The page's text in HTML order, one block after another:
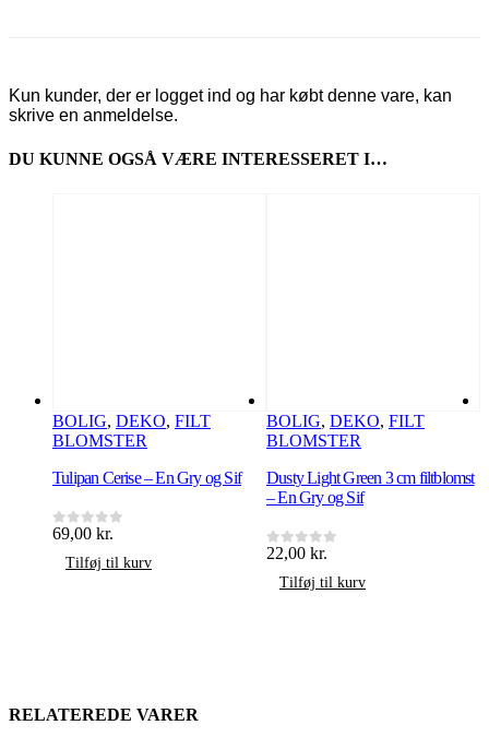
Kun kunder, der er logget ind og har købt denne vare, kan
skrive en anmeldelse.
DU KUNNE OGSÅ VÆRE INTERESSERET I…
BOLIG, DEKO, FILT
BLOMSTER
Tulipan Cerise – En Gry og Sif
0ud af 5
69,00 kr.
Tilføj til kurv
BOLIG, DEKO, FILT
BLOMSTER
Dusty Light Green 3 cm filtblomst
– En Gry og Sif
0ud af 5
22,00 kr.
Tilføj til kurv
RELATEREDE VARER